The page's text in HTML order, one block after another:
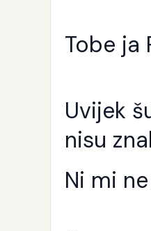
Tobe ja
Uvijek
nisu
Ni mi